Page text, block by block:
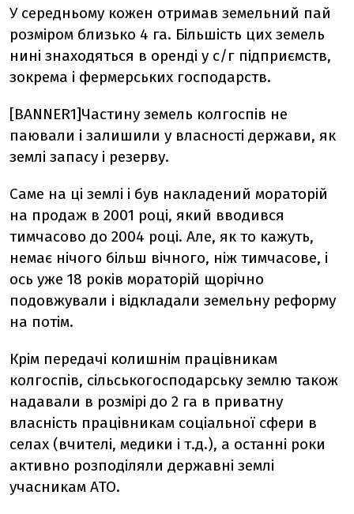
У середньому кожен отримав земельний пай
розміром близько 4 га. Більшість цих земель
нині знаходяться в оренді у с/г підприємств,
зокрема і фермерських господарств.
[BANNER1]Частину земель колгоспів не
паювали і залишили у власності держави, як
землі запасу і резерву.
Саме на ці землі і був накладений мораторій
на продаж в 2001 році, який вводився
тимчасово до 2004 році. Але, як то кажуть,
немає нічого більш вічного, ніж тимчасове, і
ось уже 18 років мораторій щорічно
подовжували і відкладали земельну реформу
на потім.
Крім передачі колишнім працівникам
колгоспів, сільськогосподарську землю також
надавали в розмірі до 2 га в приватну
власність працівникам соціальної сфери в
селах (вчителі, медики і т.д.), а останні роки
активно розподіляли державні землі
учасникам АТО.